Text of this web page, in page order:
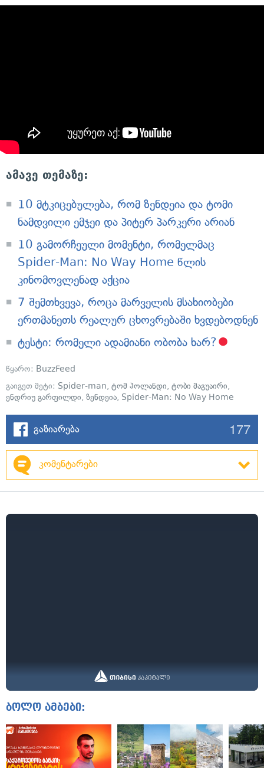
ამავე თემაზე:
10 მტკიცებულება, რომ ზენდეია და ტომი
ნამდვილი ემჯეი და პიტერ პარკერი არიან
10 გამორჩეული მომენტი, რომელმაც
Spider-Man: No Way Home წლის
კინომოვლენად აქცია
7 შემთხვევა, როცა მარველის მსახიობები
ერთმანეთს რეალურ ცხოვრებაში ხვდებოდნენ
ტესტი: რომელი ადამიანი ობობა ხარ?
წყარო: BuzzFeed
გაიგეთ მეტი: Spider-man, ტომ ჰოლანდი, ტობი მაგუაირი,
ენდრიუ გარფილდი, ზენდეია, Spider-Man: No Way Home
გაზიარება 177
კომენტარები
ბოლო ამბები: